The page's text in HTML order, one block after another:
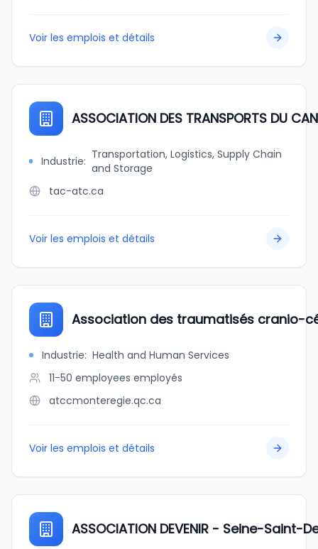
Voir les emplois et détails
ASSOCIATION DES TRANSPORTS DU
Industrie: Transportation, Logistics, Supply Chain
and Storage
tac-atc.ca
Voir les emplois et détails
Association des traumatisés cranio-
Industrie: Health and Human Services
11-50 employees employés
atccmonteregie.qc.ca
Voir les emplois et détails
ASSOCIATION DEVENIR - Seine-Saint-